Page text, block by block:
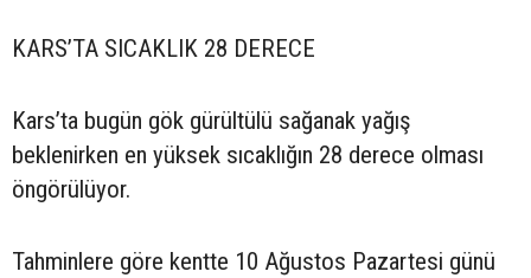
KARS’TA SICAKLIK 28 DERECE
Kars’ta bugün gök gürültülü sağanak yağış
beklenirken en yüksek sıcaklığın 28 derece olması
öngörülüyor.
Tahminlere göre kentte 10 Ağustos Pazartesi günü